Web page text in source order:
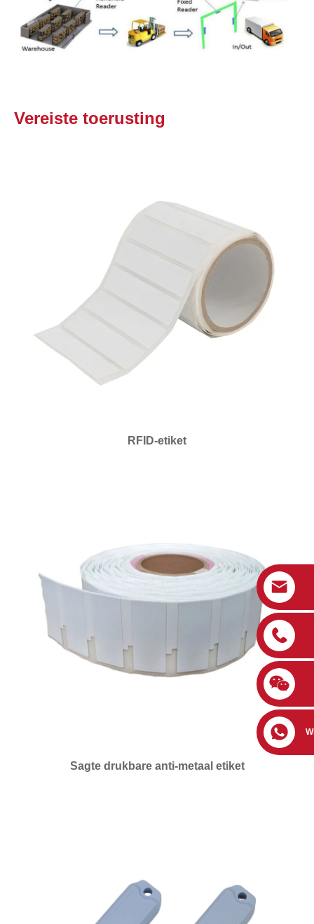
Vereiste toerusting
RFID-etiket
Sagte drukbare anti-metaal etiket